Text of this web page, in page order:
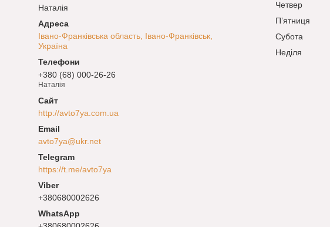
Наталія
Івано-Франківська область, Івано-Франківськ,
Україна
+380 (68) 000-26-26
Наталія
http://avto7ya.com.ua
avto7ya@ukr.net
https://t.me/avto7ya
+380680002626
Четвер
Пʼятниця
Субота
Неділя